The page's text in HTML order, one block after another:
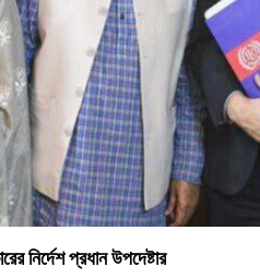
নির্দেশ প্রধান উপদেষ্টার